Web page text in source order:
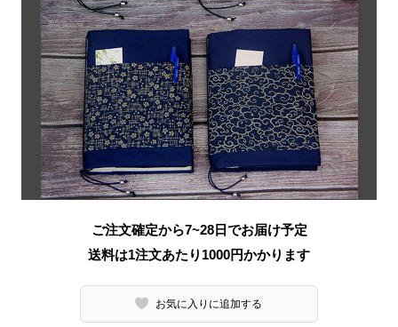
ご注文確定から7~28日でお届け予定
送料は1注文あたり 1000円かかります
お気に入りに追加する